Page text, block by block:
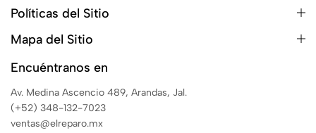
Políticas del Sitio
Mapa del Sitio
Encuéntranos en
Av. Medina Ascencio 489, Arandas, Jal.
(+52) 348-132-7023
ventas@elreparo.mx